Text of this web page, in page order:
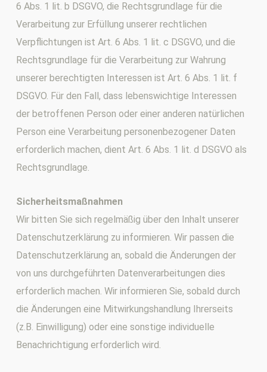
6 Abs. 1 lit. b DSGVO, die Rechtsgrundlage für die
Verarbeitung zur Erfüllung unserer rechtlichen
Verpflichtungen ist Art. 6 Abs. 1 lit. c DSGVO, und die
Rechtsgrundlage für die Verarbeitung zur Wahrung
unserer berechtigten Interessen ist Art. 6 Abs. 1 lit. f
DSGVO. Für den Fall, dass lebenswichtige Interessen
der betroffenen Person oder einer anderen natürlichen
Person eine Verarbeitung personenbezogener Daten
erforderlich machen, dient Art. 6 Abs. 1 lit. d DSGVO als
Rechtsgrundlage.
Sicherheitsmaßnahmen
Wir bitten Sie sich regelmäßig über den Inhalt unserer
Datenschutzerklärung zu informieren. Wir passen die
Datenschutzerklärung an, sobald die Änderungen der
von uns durchgeführten Datenverarbeitungen dies
erforderlich machen. Wir informieren Sie, sobald durch
die Änderungen eine Mitwirkungshandlung Ihrerseits
(z.B. Einwilligung) oder eine sonstige individuelle
Benachrichtigung erforderlich wird.